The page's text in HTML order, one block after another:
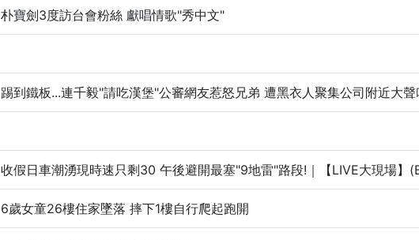
朴寶劍3度訪台會粉絲 獻唱情歌"秀中文"
踢到鐵板...連千毅"請吃漢堡"公審網友惹怒兄弟 遭黑衣人聚集公司附近大
收假日車潮湧現時速只剩30 午後避開最塞"9地雷"路段!｜【LIVE大現場】
6歲女童26樓住家墜落 摔下1樓自行爬起跑開